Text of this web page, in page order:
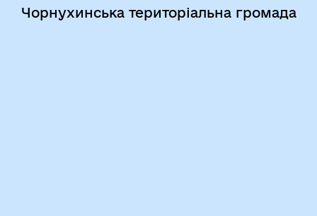
Чорнухинська територіальна громада